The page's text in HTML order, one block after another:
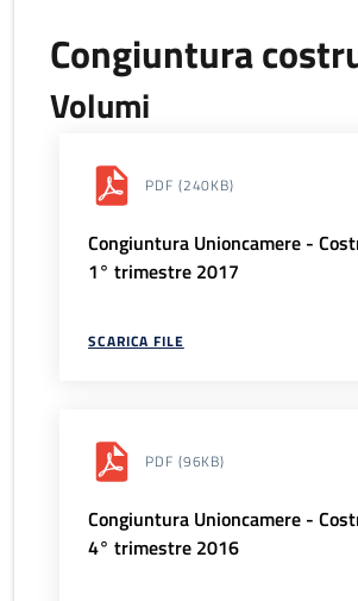
Congiuntura
Volumi
PDF (240KB)
Congiuntura Unioncamere -
1° trimestre 2017
SCARICA FILE
PDF (96KB)
Congiuntura Unioncamere -
4° trimestre 2016